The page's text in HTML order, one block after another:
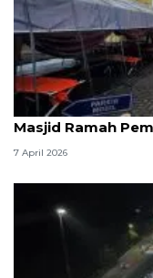
Kemenag: 3,5
Masjid Ramah
7 April 2026